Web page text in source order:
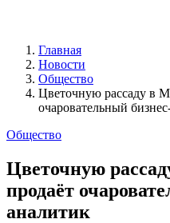
Главная
Новости
Общество
Цветочную рассаду в
очаровательный
Общество
Цветочную
продаёт
аналитик